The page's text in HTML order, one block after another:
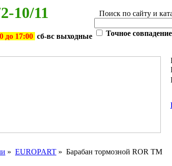
10/11
до 17:00 сб-вс выходные
Поиск по сайту и
Точное
» EUROPART » Барабан тормозной ROR TM